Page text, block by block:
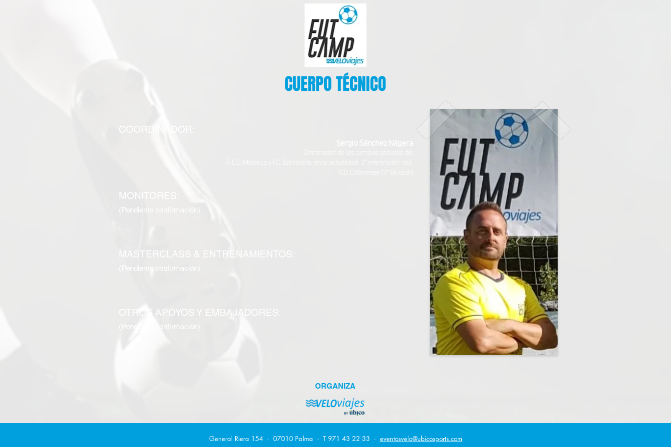
CUERPO TÉCNICO
COORDINADOR:
MONITORES:
(Pendiente confirmación)
MASTERCLASS & ENTRENAMIENTOS:
(Pendiente confirmación)
OTROS APOYOS Y EMBAJADORES:
(Pendiente confirmación)
ORGANIZA
General Riera 154 · 07010 Palma · T 971 43 22 33 · eventosvelo@ubicosports.com